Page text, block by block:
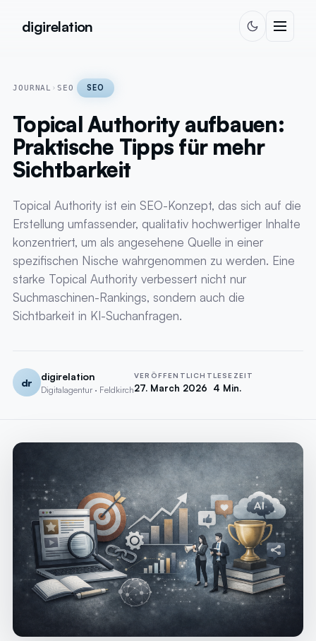
digirelation
JOURNAL ›SEO SEO
Topical Authority aufbauen:
Praktische Tipps für mehr
Sichtbarkeit
Topical Authority ist ein SEO-Konzept, das sich auf die
Erstellung umfassender, qualitativ hochwertiger Inhalte
konzentriert, um als angesehene Quelle in einer
spezifischen Nische wahrgenommen zu werden. Eine
starke Topical Authority verbessert nicht nur
Suchmaschinen-Rankings, sondern auch die
Sichtbarkeit in KI-Suchanfragen.
dr
digirelation
Digitalagentur · Feldkirch
VERÖFFENTLICHT
27. March 2026
LESEZEIT
4 Min.